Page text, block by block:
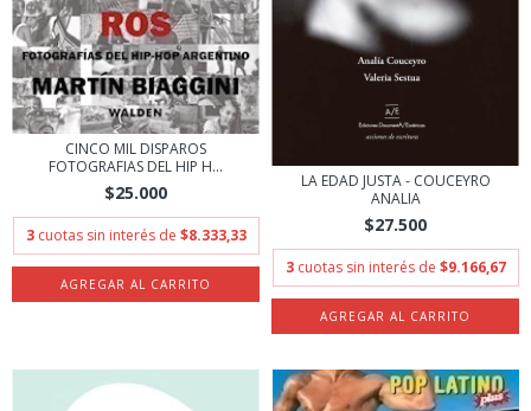
CINCO MIL DISPAROS
FOTOGRAFIAS DEL HIP H...
$25.000
3 cuotas sin interés de $8.333,33
LA EDAD JUSTA - COUCEYRO
ANALIA
$27.500
3 cuotas sin interés de $9.166,67